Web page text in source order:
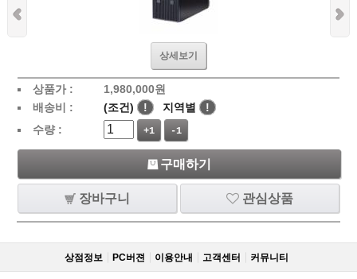
상세보기
상품가 : 1,980,000원
배송비 :
(조건) ! 지역별
!
수량 :
+1 -1
구매하기
장바구니 관심상품
상점정보 PC버젼 이용안내 고객센터 커뮤니티